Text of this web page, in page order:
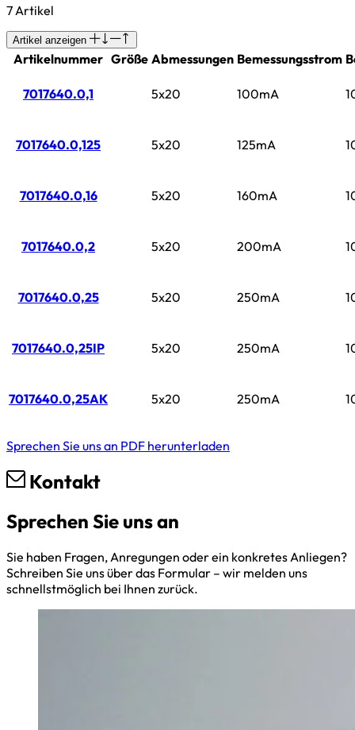
7 Artikel
Artikel anzeigen
Artikelnummer Größe Abmessungen Bemessungsstrom
7017640.0,1 5x20 100mA
7017640.0,125 5x20 125mA
7017640.0,16 5x20 160mA
7017640.0,2 5x20 200mA
7017640.0,25 5x20 250mA
7017640.0,25IP 5x20 250mA
7017640.0,25AK 5x20 250mA
Sprechen Sie uns an PDF herunterladen
Kontakt
Sprechen Sie uns an
Sie haben Fragen, Anregungen oder ein konkretes Anliegen?
Schreiben Sie uns über das Formular – wir melden uns
schnellstmöglich bei Ihnen zurück.